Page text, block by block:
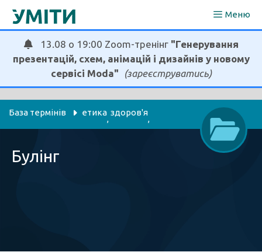
Перейти
Меню
13.08 о 19:00 Zoom-тренінг "Генерування
презентацій, схем, анімацій і дизайнів у новому
сервісі Moda"
(зареєструватись)
База термінів етика
,
здоров'я
,
соціальні педагоги
Булінг